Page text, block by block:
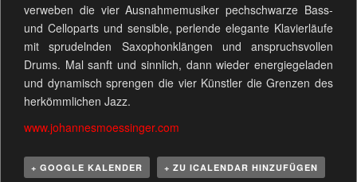
verweben die vier Ausnahmemusiker pechschwarze Bass-
und Celloparts und sensible, perlende elegante Klavierläufe
mit sprudelnden Saxophonklängen und anspruchsvollen
Drums. Mal sanft und sinnlich, dann wieder energiegeladen
und dynamisch sprengen die vier Künstler die Grenzen des
herkömmlichen Jazz.
www.johannesmoessinger.com
+ GOOGLE KALENDER + ZU ICALENDAR HINZUFÜGEN